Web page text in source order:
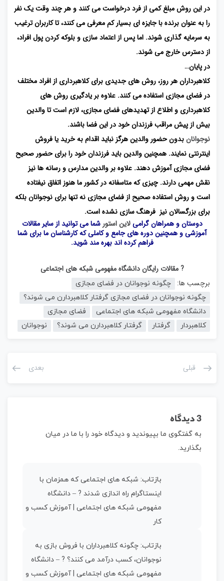
در این روش مبلغ کمی از فرد درخواست می کنند و هر چند وقت یک نفر
را به عنوان برنده با جایزه ای بسیار کم معرفی می کنند، تا کاربران ترغیب
به سرمایه گذاری شوند. اما پس از اعتماد سازی و بلوکه کردن پول افراد،
از دسترس خارج می شوند.
در پایان…
کلاهبرداران هر روز، روش های جدیدی برای کلاهبرداری از افراد مختلف
در فضای مجازی استفاده می کنند. علاوه بر یادگیری روش های
کلاهبرداری و اطلاع از تهدیدهای فضای مجازی، لازم است تا والدین
بیش از پیش مراقب فرزندان خود در این فضا باشند.
نوجوانانبدون حضور والدین هرگز نباید اقدام به خرید یا فروش
اینترنتی نمایند. همچنین والدین باید فرزندان خود را برای حضور صحیح
فضای مجازی آموزش دهند. علاوه بر والدین مدارس و رسانه ها نیز
نقش مهمی دارند. چیزی که متاسفانه در کشور ما هنوز اتفاق نیفتاده
است و روش استفاده صحیح از فضای مجازی نه تنها برای نوجوانان بلکه
برای بزرگسالان نیز فرهنگ سازی نشده است.
دوستان و همراهان گرامیلاین استور شما می توانید از سایر مقالات
آموزشی و همچنین دوره های جامع و کاملی که کارشناسان ما برای شما
فراهم کرده اند بهره مند شوید.
? مقالات رایگان دانشگاه مفهومی شبکه های اجتماعی
برچسب ها:
چگونه نوجوانان در فضای مجازی
چگونه نوجوانان در فضای مجازی گرفتار کلاهبردارن می شوند؟
دانشگاه مفهومی شبکه های اجتماعی
فضای مجازی
کلاهبردار
گرفتار گرفتار کلاهبردارن می شوند؟ نوجوانان
قبلی بعدی
3 دیدگاه
به گفتگوی ما بپیوندید و دیدگاه خود را با ما در میان
بگذارید.
بازتاب: شبکه های اجتماعی که همزمان با
اینستاگرام راه اندازی شدند ? – دانشگاه
مفهومی شبکه های اجتماعی | آموزش کسب و
کار
بازتاب: چگونه کلاهبرداران با فروش بازی به
نوجوانان، کسب درآمد می کنند؟ ? – دانشگاه
مفهومی شبکه های اجتماعی | آموزش کسب و